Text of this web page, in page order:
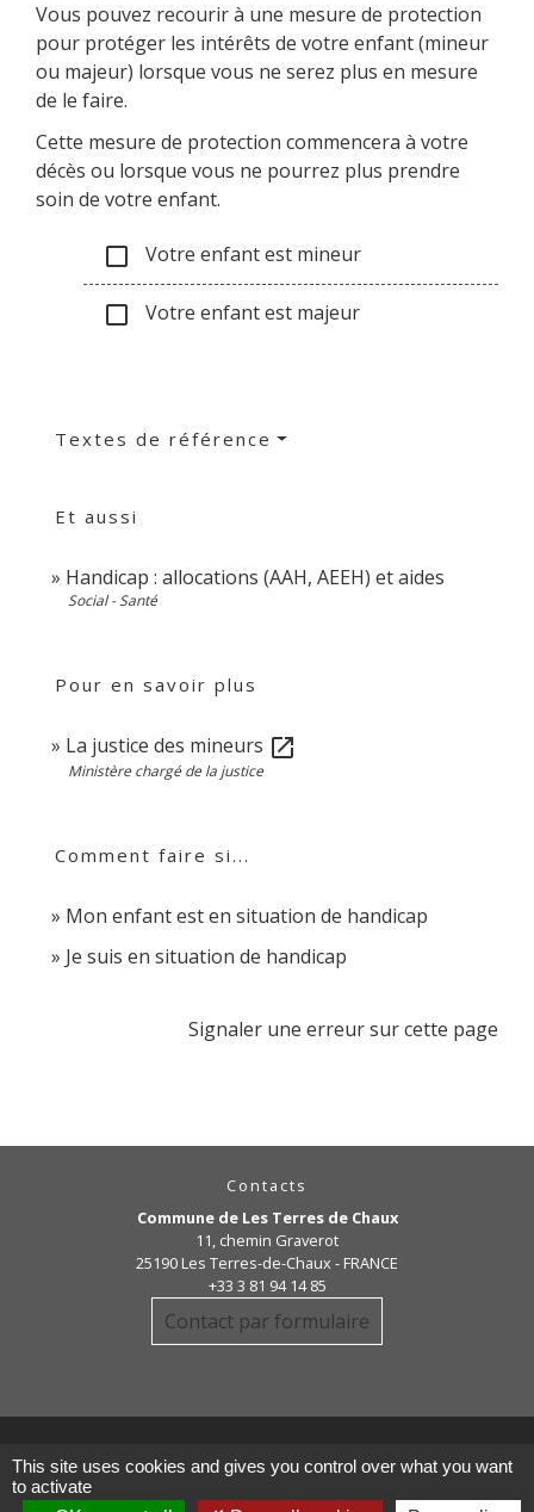
Vous pouvez recourir à une mesure de protection
pour protéger les intérêts de votre enfant (mineur
ou majeur) lorsque vous ne serez plus en mesure
de le faire.
Cette mesure de protection commencera à votre
décès ou lorsque vous ne pourrez plus prendre
soin de votre enfant.
check_box_outline_blank Votre enfant est mineur
check_box_outline_blank Votre enfant est majeur
Textes de référence
Et aussi
Handicap : allocations (AAH, AEEH) et aides
Social - Santé
Pour en savoir plus
La justice des mineurs open_in_new
Ministère chargé de la justice
Comment faire si...
Mon enfant est en situation de handicap
Je suis en situation de handicap
Signaler une erreur sur cette page
Contacts
Commune de Les Terres de Chaux
11, chemin Graverot
25190 Les Terres-de-Chaux - FRANCE
+33 3 81 94 14 85
Contact par formulaire
This site uses cookies and gives you control over what you want
to activate